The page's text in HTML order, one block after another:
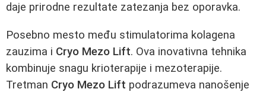
daje prirodne rezultate zatezanja bez oporavka.
Posebno mesto među stimulatorima kolagena
zauzima i Cryo Mezo Lift. Ova inovativna tehnika
kombinuje snagu krioterapije i mezoterapije.
Tretman Cryo Mezo Lift podrazumeva nanošenje